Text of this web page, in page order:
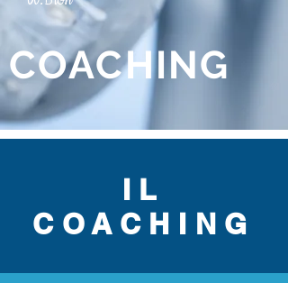
COACHING
IL
COACHING